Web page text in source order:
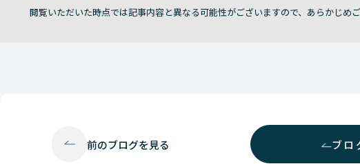
閲覧いただいた時点では記事内容と異なる可能性がございますので、あらかじめご
前のブログを見る ブロ